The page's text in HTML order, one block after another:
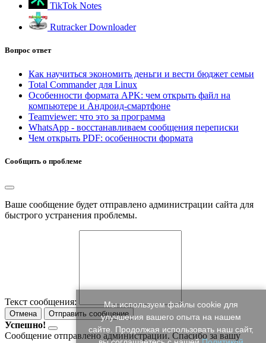
TikTok Notes
Rutracker Downloader
Вопрос ответ
Как научиться экономить деньги и вести бюджет семьи
Total Commander для Linux
Особенности формата APK: чем открыть файл на
компьютере и Андроид-смартфоне
Teamviewer: что это за программа
WhatsApp - восстанавливаем сообщения переписки
Чем открыть PDF: особенности формата
Сообщить о проблеме
Ваше сообщение будет отправлено администрации сайта для
быстрого устранения проблемы.
Текст сообщения:
Отмена Отправить сообщение
Успешно!
Сообщение отправлено администрации. Спасибо за вашу
Мы используем файлы cookie для
улучшения вашего опыта на нашем
сайте. Продолжая использовать наш сайт,